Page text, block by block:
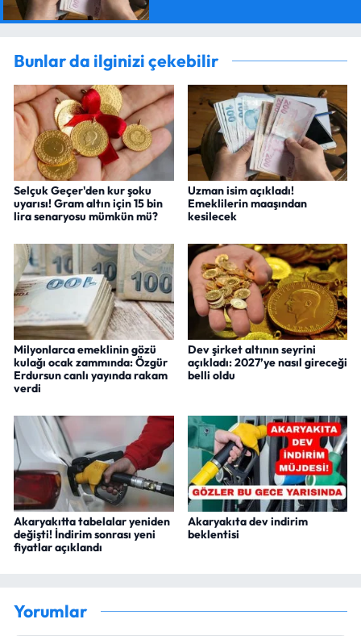
Bunlar da ilginizi çekebilir
Selçuk Geçer'den kur şoku
uyarısı! Gram altın için 15 bin
lira senaryosu mümkün mü?
Uzman isim açıkladı!
Emeklilerin maaşından
kesilecek
Milyonlarca emeklinin gözü
kulağı ocak zammında: Özgür
Erdursun canlı yayında rakam
verdi
Dev şirket altının seyrini
açıkladı: 2027’ye nasıl gireceği
belli oldu
Akaryakıtta tabelalar yeniden
değişti! İndirim sonrası yeni
fiyatlar açıklandı
Akaryakıta dev indirim
beklentisi
Yorumlar